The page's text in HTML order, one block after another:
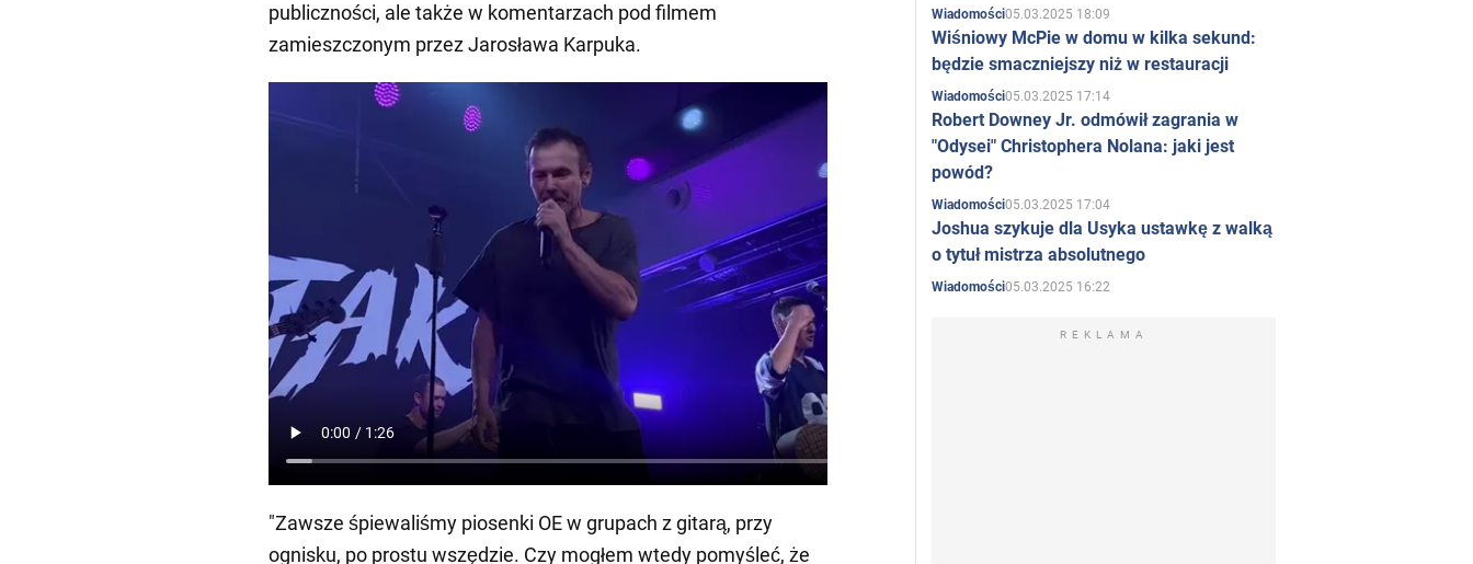
publiczności, ale także w komentarzach pod filmem
zamieszczonym przez Jarosława Karpuka.
"Zawsze śpiewaliśmy piosenki OE w grupach z gitarą, przy
ognisku, po prostu wszędzie. Czy mogłem wtedy pomyśleć, że
Wiadomości05.03.2025 18:09
Wiśniowy McPie w domu w kilka sekund:
będzie smaczniejszy niż w restauracji
Wiadomości05.03.2025 17:14
Robert Downey Jr. odmówił zagrania w
"Odysei" Christophera Nolana: jaki jest
powód?
Wiadomości05.03.2025 17:04
Joshua szykuje dla Usyka ustawkę z walką
o tytuł mistrza absolutnego
Wiadomości05.03.2025 16:22
REKLAMA